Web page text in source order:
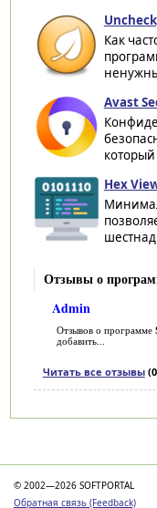
Как
Avast
Hex
Отзывы о
Admin
Отзывов о программе
добавить...
Читать все отзывы
© 2002—2026 SOFTPORTAL
Обратная связь (Feedback)